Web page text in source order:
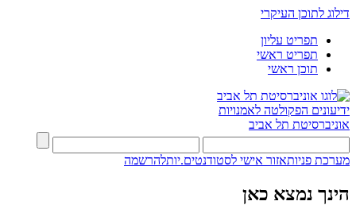
דילוג לתוכן העיקרי
תפריט עליון
תפריט ראשי
תוכן ראשי
ידיעונים הפקולטה לאמנויות
אוניברסיטת תל אביב
מערכת פניותאזור אישי לסטודנטים.יותלהרשמה
הינך נמצא כאן